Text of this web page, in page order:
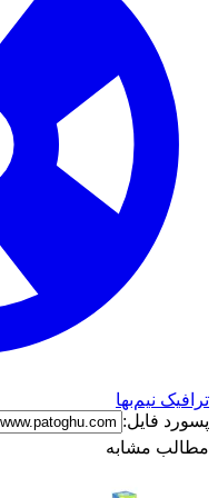
نیم‌بها
فایل:
مشابه